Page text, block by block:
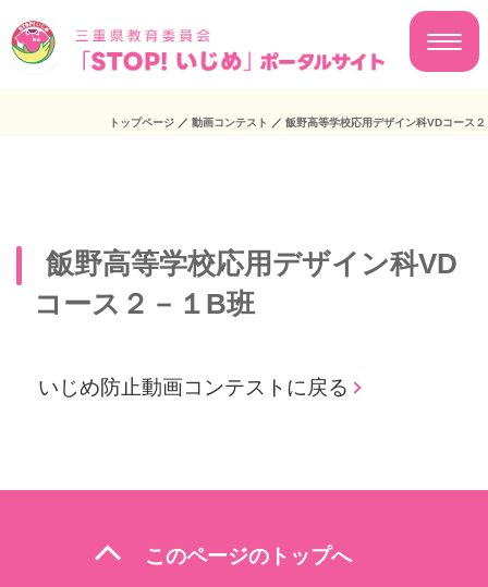
トップページ ／ 動画コンテスト ／ 飯野高等学校応用デザイン科VDコース
飯野高等学校応用デザイン科VD
コース２－１B班
いじめ防止動画コンテストに戻る
expand_less このページのトップへ